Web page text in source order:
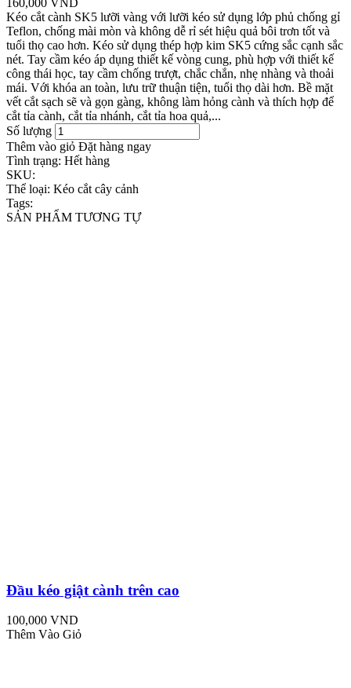
Kéo cắt cành SK5 lưỡi vàng với lưỡi kéo sử dụng lớp phủ chống gỉ
Teflon, chống mài mòn và không dễ rỉ sét hiệu quả bôi trơn tốt và
tuổi thọ cao hơn. Kéo sử dụng thép hợp kim SK5 cứng sắc cạnh sắc
nét. Tay cầm kéo áp dụng thiết kế vòng cung, phù hợp với thiết kế
công thái học, tay cầm chống trượt, chắc chắn, nhẹ nhàng và thoải
mái. Với khóa an toàn, lưu trữ thuận tiện, tuổi thọ dài hơn. Bề mặt
vết cắt sạch sẽ và gọn gàng, không làm hỏng cành và thích hợp để
cắt tỉa cành, cắt tỉa nhánh, cắt tỉa hoa quả,...
Số lượng
Thêm vào giỏ Đặt hàng ngay
Tình trạng: Hết hàng
SKU:
Thể loại: Kéo cắt cây cảnh
Tags:
SẢN PHẨM TƯƠNG TỰ
Đầu kéo giật cành trên cao
100,000 VND
Thêm Vào Giỏ